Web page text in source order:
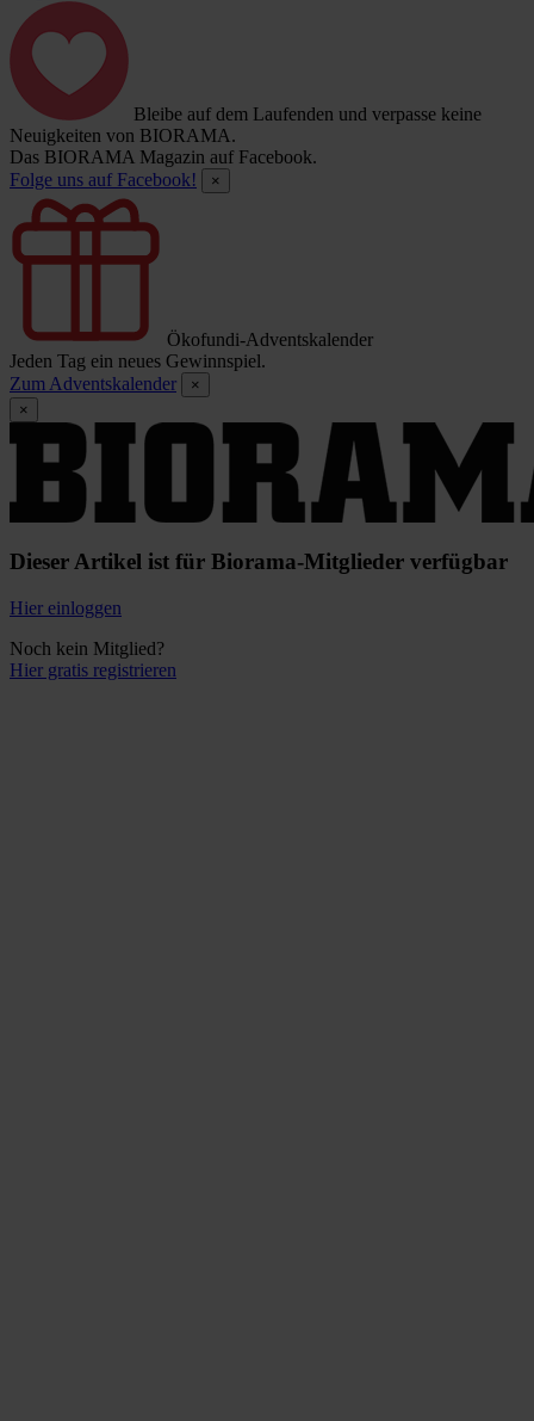
Bleibe auf dem Laufenden und verpasse keine
Neuigkeiten von BIORAMA.
Das BIORAMA Magazin auf Facebook.
Folge uns auf Facebook!
×
Ökofundi-Adventskalender
Jeden Tag ein neues Gewinnspiel.
Zum Adventskalender
×
×
Dieser Artikel ist für Biorama-Mitglieder verfügbar
Hier einloggen
Noch kein Mitglied?
Hier gratis registrieren